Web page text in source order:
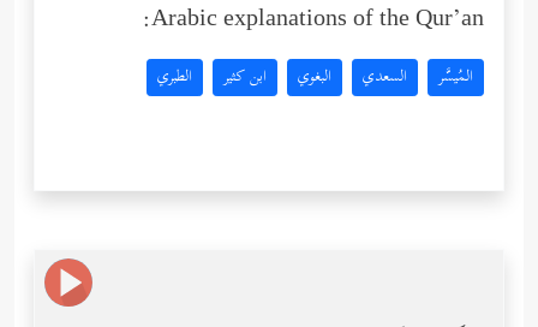
Arabic explanations of the Qur’an:
المُيسَّر السعدي البغوي ابن كثير الطبري